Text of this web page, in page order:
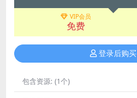
VIP会员
免费
登录后购买
包含资源: (1个)